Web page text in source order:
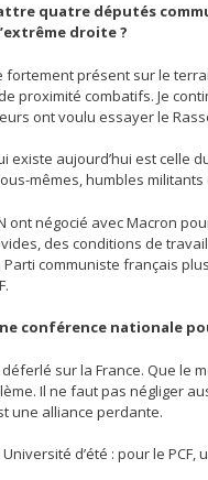
quatre députés
droite ?
fortement présent sur le
proximité combatifs. Je
ont voulu essayer le
existe aujourd’hui est celle
mêmes, humbles
ont négocié avec Macron
des conditions de
Parti communiste français
conférence nationale
sur la France. Que le
Il ne faut pas négliger
une alliance perdante.
d’été : pour le